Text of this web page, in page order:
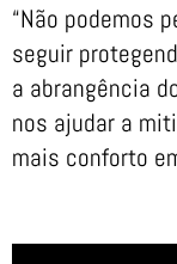
“Não podemos
seguir
a abrangência
nos ajudar a
mais conforto